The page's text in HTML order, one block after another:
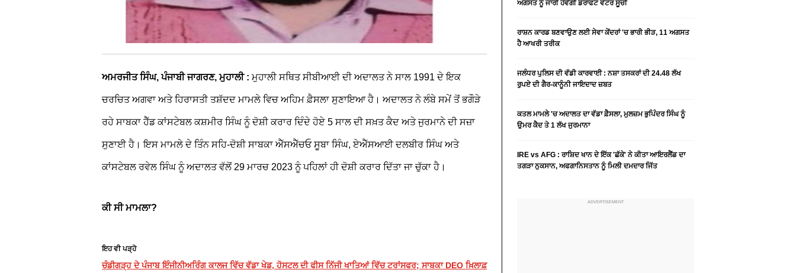
ਅਮਰਜੀਤ ਸਿੰਘ, ਪੰਜਾਬੀ ਜਾਗਰਣ, ਮੁਹਾਲੀ : ਮੁਹਾਲੀ ਸਥਿਤ ਸੀਬੀਆਈ ਦੀ ਅਦਾਲਤ ਨੇ ਸਾਲ 1991 ਦੇ ਇਕ
ਚਰਚਿਤ ਅਗਵਾ ਅਤੇ ਹਿਰਾਸਤੀ ਤਸ਼ੱਦਦ ਮਾਮਲੇ ਵਿਚ ਅਹਿਮ ਫ਼ੈਸਲਾ ਸੁਣਾਇਆ ਹੈ। ਅਦਾਲਤ ਨੇ ਲੰਬੇ ਸਮੇਂ ਤੋਂ ਭਗੌੜੇ
ਰਹੇ ਸਾਬਕਾ ਹੈੱਡ ਕਾਂਸਟੇਬਲ ਕਸ਼ਮੀਰ ਸਿੰਘ ਨੂੰ ਦੋਸ਼ੀ ਕਰਾਰ ਦਿੰਦੇ ਹੋਏ 5 ਸਾਲ ਦੀ ਸਖ਼ਤ ਕੈਦ ਅਤੇ ਜੁਰਮਾਨੇ ਦੀ ਸਜ਼ਾ
ਸੁਣਾਈ ਹੈ। ਇਸ ਮਾਮਲੇ ਦੇ ਤਿੰਨ ਸਹਿ-ਦੋਸ਼ੀ ਸਾਬਕਾ ਐੱਸਐੱਚਓ ਸੂਬਾ ਸਿੰਘ, ਏਐੱਸਆਈ ਦਲਬੀਰ ਸਿੰਘ ਅਤੇ
ਕਾਂਸਟੇਬਲ ਰਵੇਲ ਸਿੰਘ ਨੂੰ ਅਦਾਲਤ ਵੱਲੋਂ 29 ਮਾਰਚ 2023 ਨੂੰ ਪਹਿਲਾਂ ਹੀ ਦੋਸ਼ੀ ਕਰਾਰ ਦਿੱਤਾ ਜਾ ਚੁੱਕਾ ਹੈ।
ਕੀ ਸੀ ਮਾਮਲਾ?
ਇਹ ਵੀ ਪੜ੍ਹੋ
ਚੰਡੀਗੜ੍ਹ ਦੇ ਪੰਜਾਬ ਇੰਜੀਨੀਅਰਿੰਗ ਕਾਲਜ ਵਿੱਚ ਵੱਡਾ ਖੇਡ, ਹੋਸਟਲ ਦੀ ਫੀਸ ਨਿੱਜੀ ਖਾਤਿਆਂ ਵਿੱਚ ਟਰਾਂਸਫਰ; ਸਾਬਕਾ DEO ਖ਼ਿਲਾਫ਼
ਅਗਸਤ ਨੂੰ ਜਾਰੀ ਹੋਵੇਗੀ ਡਰਾਫਟ ਵੋਟਰ ਸੂਚੀ
ਰਾਸ਼ਨ ਕਾਰਡ ਬਣਵਾਉਣ ਲਈ ਸੇਵਾ ਕੇਂਦਰਾਂ 'ਚ ਭਾਰੀ ਭੀੜ, 11 ਅਗਸਤ
ਹੈ ਆਖਰੀ ਤਰੀਕ
ਜਲੰਧਰ ਪੁਲਿਸ ਦੀ ਵੱਡੀ ਕਾਰਵਾਈ : ਨਸ਼ਾ ਤਸਕਰਾਂ ਦੀ 24.48 ਲੱਖ
ਰੁਪਏ ਦੀ ਗੈਰ-ਕਾਨੂੰਨੀ ਜਾਇਦਾਦ ਜ਼ਬਤ
ਕਤਲ ਮਾਮਲੇ 'ਚ ਅਦਾਲਤ ਦਾ ਵੱਡਾ ਫ਼ੈਸਲਾ, ਮੁਲਜ਼ਮ ਭੁਪਿੰਦਰ ਸਿੰਘ ਨੂੰ
ਉਮਰ ਕੈਦ ਤੇ 1 ਲੱਖ ਜੁਰਮਾਨਾ
IRE vs AFG : ਰਾਸ਼ਿਦ ਖਾਨ ਦੇ ਇੱਕ 'ਛੱਕੇ' ਨੇ ਕੀਤਾ ਆਇਰਲੈਂਡ ਦਾ
ਤਗੜਾ ਨੁਕਸਾਨ, ਅਫਗਾਨਿਸਤਾਨ ਨੂੰ ਮਿਲੀ ਦਮਦਾਰ ਜਿੱਤ